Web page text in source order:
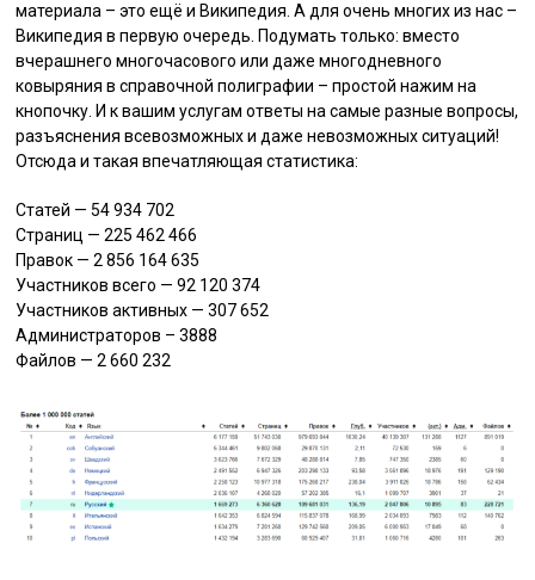
материала – это ещё и Википедия. А для очень многих из нас –
Википедия в первую очередь. Подумать только: вместо
вчерашнего многочасового или даже многодневного
ковыряния в справочной полиграфии – простой нажим на
кнопочку. И к вашим услугам ответы на самые разные вопросы,
разъяснения всевозможных и даже невозможных ситуаций!
Отсюда и такая впечатляющая статистика:
Статей — 54 934 702
Страниц — 225 462 466
Правок — 2 856 164 635
Участников всего — 92 120 374
Участников активных — 307 652
Администраторов – 3888
Файлов — 2 660 232